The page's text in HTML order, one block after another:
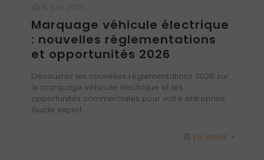
15 juin 2026
Marquage véhicule électrique
: nouvelles réglementations
et opportunités 2026
Découvrez les nouvelles réglementations 2026 sur
le marquage véhicule électrique et les
opportunités commerciales pour votre entreprise.
Guide expert.
En savoir +